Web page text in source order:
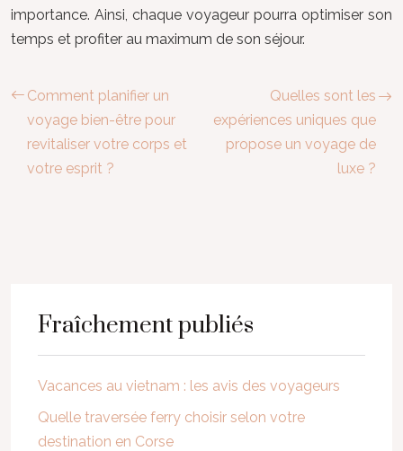
importance. Ainsi, chaque voyageur pourra optimiser son
temps et profiter au maximum de son séjour.
Comment planifier un
voyage bien-être pour
revitaliser votre corps et
votre esprit ?
Quelles sont les
expériences uniques que
propose un voyage de
luxe ?
Fraîchement publiés
Vacances au vietnam : les avis des voyageurs
Quelle traversée ferry choisir selon votre
destination en Corse